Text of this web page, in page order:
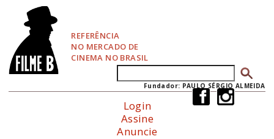
REFERÊNCIA
NO MERCADO DE
CINEMA NO BRASIL
Formulário de busca
Fundador: PAULO SÉRGIO ALMEIDA
Login
Assine
Anuncie